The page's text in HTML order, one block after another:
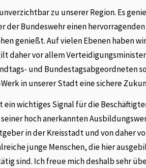
zu unserer Region. Es
Bundeswehr einen hervorragenden
genießt. Auf vielen Ebenen haben
daher vor allem
und Bundestagsabgeordneten
in unserer Stadt eine sichere
wichtiges Signal für die
hoch anerkannten
in der Kreisstadt und von daher
junge Menschen, die hier
sind. Ich freue mich deshalb sehr